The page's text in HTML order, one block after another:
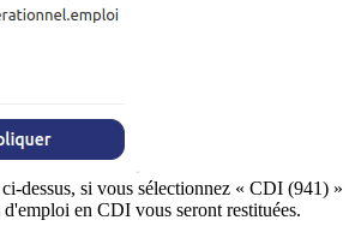
dessus, si vous sélectionnez « CDI (941) »
d'emploi en CDI vous seront restituées.